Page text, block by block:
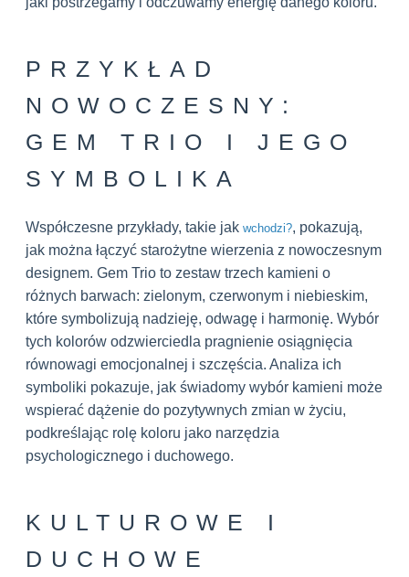
PRZYKŁAD
NOWOCZESNY:
GEM TRIO I JEGO
SYMBOLIKA
Współczesne przykłady, takie jak wchodzi?, pokazują,
jak można łączyć starożytne wierzenia z nowoczesnym
designem. Gem Trio to zestaw trzech kamieni o
różnych barwach: zielonym, czerwonym i niebieskim,
które symbolizują nadzieję, odwagę i harmonię. Wybór
tych kolorów odzwierciedla pragnienie osiągnięcia
równowagi emocjonalnej i szczęścia. Analiza ich
symboliki pokazuje, jak świadomy wybór kamieni może
wspierać dążenie do pozytywnych zmian w życiu,
podkreślając rolę koloru jako narzędzia
psychologicznego i duchowego.
KULTUROWE I
DUCHOWE